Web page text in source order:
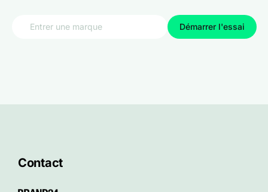
Démarrer l'essai
Contact